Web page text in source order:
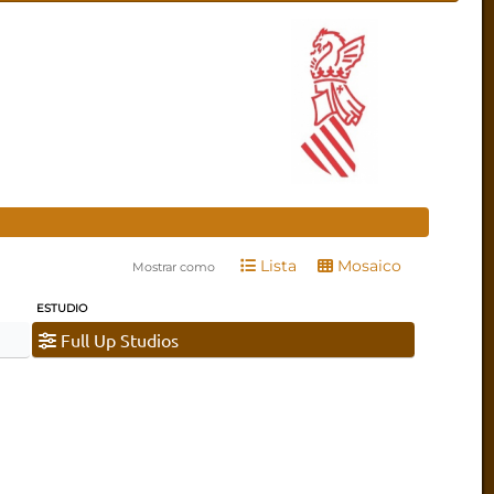
Mostrar como Lista Mosaico
ESTUDIO
Full Up Studios